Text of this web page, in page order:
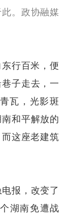
。政协融媒
行百米，便
子走去，一
瓦，光影斑
和平解放的
这座老建筑
报，改变了
湖南免遭战